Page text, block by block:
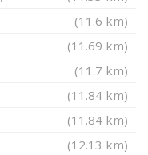
(11.6 km)
(11.69 km)
(11.7 km)
(11.84 km)
(11.84 km)
(12.13 km)